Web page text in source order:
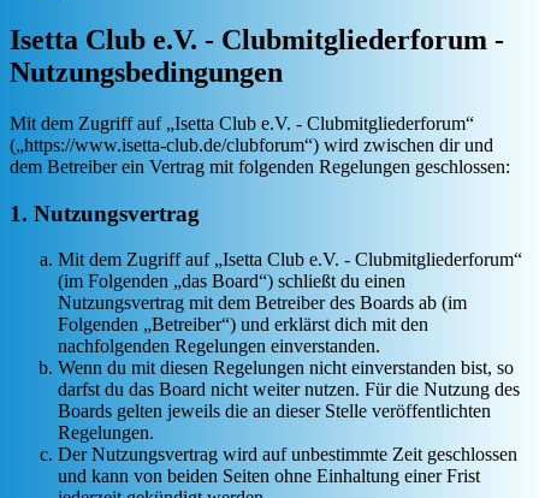
Isetta Club e.V. - Clubmitgliederforum -
Nutzungsbedingungen
Mit dem Zugriff auf „Isetta Club e.V. - Clubmitgliederforum“
(„https://www.isetta-club.de/clubforum“) wird zwischen dir und
dem Betreiber ein Vertrag mit folgenden Regelungen geschlossen:
1. Nutzungsvertrag
Mit dem Zugriff auf „Isetta Club e.V. - Clubmitgliederforum“
(im Folgenden „das Board“) schließt du einen
Nutzungsvertrag mit dem Betreiber des Boards ab (im
Folgenden „Betreiber“) und erklärst dich mit den
nachfolgenden Regelungen einverstanden.
Wenn du mit diesen Regelungen nicht einverstanden bist, so
darfst du das Board nicht weiter nutzen. Für die Nutzung des
Boards gelten jeweils die an dieser Stelle veröffentlichten
Regelungen.
Der Nutzungsvertrag wird auf unbestimmte Zeit geschlossen
und kann von beiden Seiten ohne Einhaltung einer Frist